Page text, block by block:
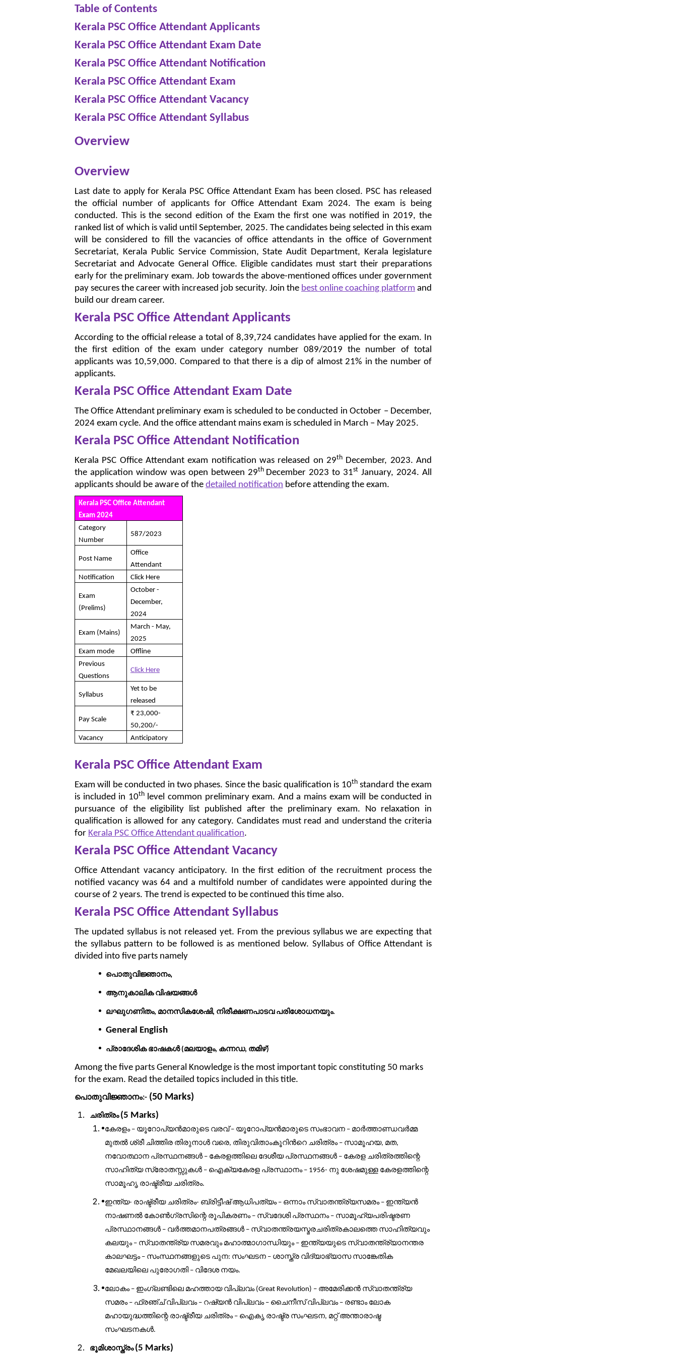
Table of Contents
Kerala PSC Office Attendant Applicants
Kerala PSC Office Attendant Exam Date
Kerala PSC Office Attendant Notification
Kerala PSC Office Attendant Exam
Kerala PSC Office Attendant Vacancy
Kerala PSC Office Attendant Syllabus
Overview
Overview
Last date to apply for Kerala PSC Office Attendant Exam has been closed. PSC has released
the official number of applicants for Office Attendant Exam 2024. The exam is being
conducted. This is the second edition of the Exam the first one was notified in 2019, the
ranked list of which is valid until September, 2025. The candidates being selected in this exam
will be considered to fill the vacancies of office attendants in the office of Government
Secretariat, Kerala Public Service Commission, State Audit Department, Kerala legislature
Secretariat and Advocate General Office. Eligible candidates must start their preparations
early for the preliminary exam. Job towards the above-mentioned offices under government
pay secures the career with increased job security. Join the best online coaching platform and
build our dream career.
Kerala PSC Office Attendant Applicants
According to the official release a total of 8,39,724 candidates have applied for the exam. In
the first edition of the exam under category number 089/2019 the number of total
applicants was 10,59,000. Compared to that there is a dip of almost 21% in the number of
applicants.
Kerala PSC Office Attendant Exam Date
The Office Attendant preliminary exam is scheduled to be conducted in October – December,
2024 exam cycle. And the office attendant mains exam is scheduled in March – May 2025.
Kerala PSC Office Attendant Notification
Kerala PSC Office Attendant exam notification was released on 29th December, 2023. And
the application window was open between 29th December 2023 to 31st January, 2024. All
applicants should be aware of the detailed notification before attending the exam.
Kerala PSC Office Attendant
Exam 2024
Category
Number
587/2023
Post Name
Office
Attendant
Notification
Click Here
Exam
(Prelims)
October -
December,
2024
Exam (Mains)
March - May,
2025
Exam mode
Offline
Previous
Questions
Click Here
Syllabus
Yet to be
released
Pay Scale
₹ 23,000-
50,200/-
Vacancy
Anticipatory
Kerala PSC Office Attendant Exam
Exam will be conducted in two phases. Since the basic qualification is 10thstandard the exam
is included in 10thlevel common preliminary exam. And a mains exam will be conducted in
pursuance of the eligibility list published after the preliminary exam. No relaxation in
qualification is allowed for any category. Candidates must read and understand the criteria
for Kerala PSC Office Attendant qualification.
Kerala PSC Office Attendant Vacancy
Office Attendant vacancy anticipatory. In the first edition of the recruitment process the
notified vacancy was 64 and a multifold number of candidates were appointed during the
course of 2 years. The trend is expected to be continued this time also.
Kerala PSC Office Attendant Syllabus
The updated syllabus is not released yet. From the previous syllabus we are expecting that
the syllabus pattern to be followed is as mentioned below. Syllabus of Office Attendant is
divided into five parts namely
പൊതുവിജ്ഞാനം,
ആനുകാലിക വിഷയങ്ങൾ
ലഘുഗണിതം, മാനസികശേഷി, നിരീക്ഷണപാടവ പരിശോധനയും.
General English
പ്രാദേശിക ഭാഷകൾ(മലയാളം, കന്നഡ, തമിഴ്)
Among the five parts General Knowledge is the most important topic constituting 50 marks
for the exam. Read the detailed topics included in this title.
പൊതുവിജ്ഞാനം:- (50 Marks)
ചരിത്രം (5 Marks)
കേരളം– യൂറോപ്യന്‍മാരുടെ വരവ്‌ – യൂറോപ്യന്‍മാരുടെ സംഭാവന – മാര്‍ത്താണ്ഡവര്‍മ്മ
മുതല്‍ ശ്രീ ചിത്തിര തിരുനാള്‍ വരെ, തിരുവിതാംകൂറിന്‍റെ ചരിത്രം– സാമൂഹയ, മത,
നവോത്ഥാന പ്രസ്ഥനങ്ങള്‍ – കേരളത്തിലെ ദേശീയ പ്രസ്ഥനങ്ങള്‍ – കേരള ചരിത്രത്തിന്റെ
സാഹിത്യ സ്രോതസ്സുകള്‍ – ഐക്യകേരള പ്രസ്ഥാനം– 1956- നു ശേഷമുള്ള കേരളത്തിന്റെ
സാമൂഹൃ രാഷ്ട്രീയ ചരിത്രം.
ഇന്ത്യ- രാഷ്ട്രീയ ചരിത്രം- ബ്രിട്ടീഷ്ആധിപത്യം– ഒന്നാം സ്വാതന്ത്ര്യസമരം– ഇന്ത്യന്‍
നാഷണല്‍ കോണ്‍ഗ്രസിന്റെ രൂപികരണം– സ്വദേശി പ്രസ്ഥനം– സാമൂഹ്യപരിഷ്ടരണ
പ്രസ്ഥാനങ്ങള്‍ – വര്‍ത്തമാനപത്രങ്ങള്‍ – സ്വാതന്ത്രയസ്മരചരിത്രകാലത്തെ സാഹിത്യവും
കലയും– സ്വാതന്ത്ര്യ സമരവും മഹാത്മാഗാന്ധിയും– ഇന്ത്യയുടെ സ്വാതന്ത്ര്യാനന്തര
കാലഘട്ടം– സംസ്ഥനങ്ങളുടെ പുന: സംഘടന – ശാസ്ത്ര വിദ്യാഭ്യാസ സാങ്കേതിക
മേഖലയിലെ പുരോഗതി – വിദേശ നയം.
ലോകം– ഇംഗ്ലണ്ടിലെ മഹത്തായ വിപ്ലവം(Great Revolution) – അമേരിക്കന്‍ സ്വാതന്ത്ര്യ
സമരം– ഫ്രഞ്ച്‌വിപ്ലവം– റഷ്യന്‍ വിപ്ലവം– ചൈനീസ്‌വിപ്ലവം– രണ്ടാം ലോക
മഹായുദ്ധത്തിന്റെ രാഷ്ട്രീയ ചരിത്രം– ഐകൃ രാഷ്ട്ര സംഘടന, മറ്റ്‌അന്താരാഷ്ട
സംഘടനകള്‍.
ഭൂമിശാസ്ത്രം (5 Marks)